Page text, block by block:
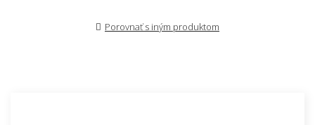
Porovnať s iným produktom